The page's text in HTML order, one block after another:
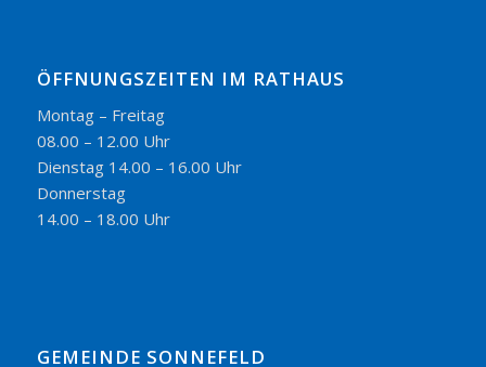
ÖFFNUNGSZEITEN IM RATHAUS
Montag – Freitag
08.00 – 12.00 Uhr
Dienstag 14.00 – 16.00 Uhr
Donnerstag
14.00 – 18.00 Uhr
GEMEINDE SONNEFELD